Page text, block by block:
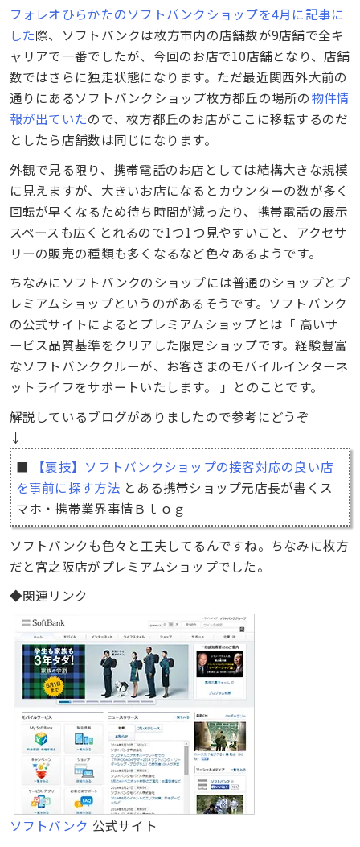
フォレオひらかたのソフトバンクショップを4月に記事に
した際、ソフトバンクは枚方市内の店舗数が9店舗で全キ
ャリアで一番でしたが、今回のお店で10店舗となり、店舗
数ではさらに独走状態になります。ただ最近関西外大前の
通りにあるソフトバンクショップ枚方都丘の場所の物件情
報が出ていたので、枚方都丘のお店がここに移転するのだ
としたら店舗数は同じになります。
外観で見る限り、携帯電話のお店としては結構大きな規模
に見えますが、大きいお店になるとカウンターの数が多く
回転が早くなるため待ち時間が減ったり、携帯電話の展示
スペースも広くとれるので1つ1つ見やすいこと、アクセサ
リーの販売の種類も多くなるなど色々あるようです。
ちなみにソフトバンクのショップには普通のショップとプ
レミアムショップというのがあるそうです。ソフトバンク
の公式サイトによるとプレミアムショップとは「 高いサ
ービス品質基準をクリアした限定ショップです。経験豊富
なソフトバンククルーが、お客さまのモバイルインターネ
ットライフをサポートいたします。 」とのことです。
解説しているブログがありましたので参考にどうぞ
↓
■
【裏技】ソフトバンクショップの接客対応の良い店
を事前に探す方法 とある携帯ショップ元店長が書くス
マホ・携帯業界事情Ｂｌｏｇ
ソフトバンクも色々と工夫してるんですね。ちなみに枚方
だと宮之阪店がプレミアムショップでした。
◆関連リンク
ソフトバンク 公式サイト